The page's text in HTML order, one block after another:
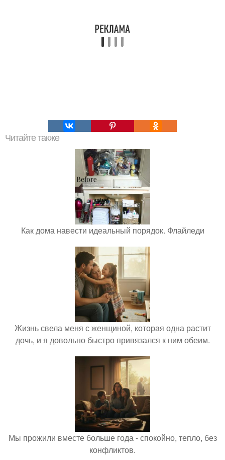
Читайте также
Как дома навести идеальный порядок. Флайледи
Жизнь свела меня с женщиной, которая одна растит
дочь, и я довольно быстро привязался к ним обеим.
Мы прожили вместе больше года - спокойно, тепло, без
конфликтов.